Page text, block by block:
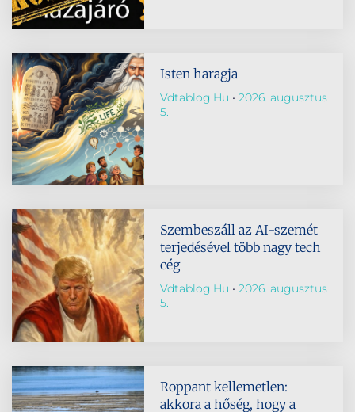
Isten haragja
Vdtablog.hu
2026. augusztus
5.
Szembeszáll az AI-szemét
terjedésével több nagy tech
cég
Vdtablog.hu
2026. augusztus
5.
Roppant kellemetlen:
akkora a hőség, hogy a